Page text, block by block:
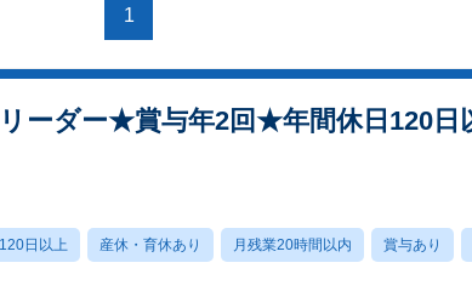
1
リーダー★賞与年2回★年間休日120
日以上 産休・育休あり 月残業20時間以内 賞与あり